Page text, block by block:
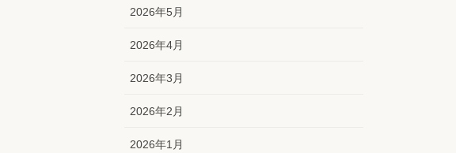
2026年5月
2026年4月
2026年3月
2026年2月
2026年1月